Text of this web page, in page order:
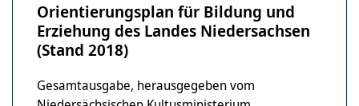
Orientierungsplan für Bildung und
Erziehung des Landes Niedersachsen
(Stand 2018)
Gesamtausgabe, herausgegeben vom